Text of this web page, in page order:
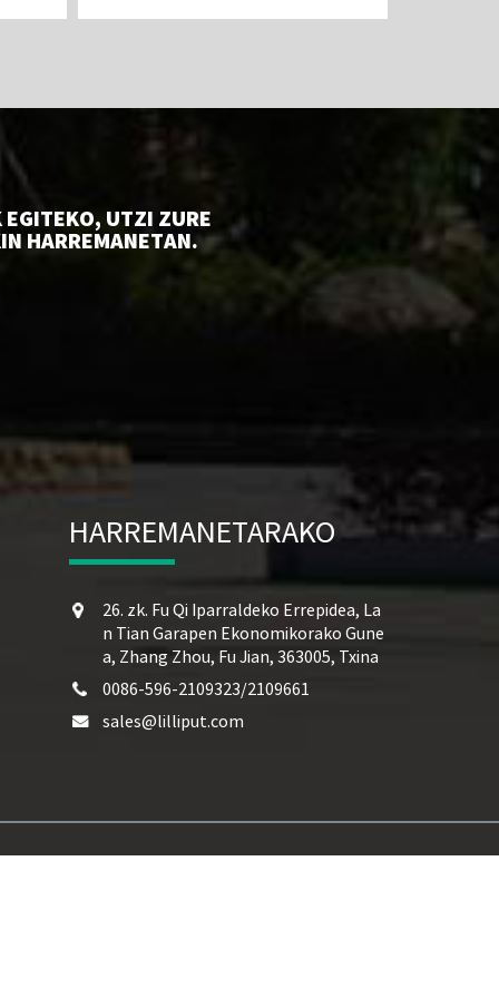
EGITEKO, UTZI ZURE
HARREMANETAN.
HARREMANETARAKO
26. zk. Fu Qi Iparraldeko Errepidea, La
n Tian Garapen Ekonomikorako Gune
a, Zhang Zhou, Fu Jian, 363005, Txina
0086-596-2109323/2109661
sales@lilliput.com